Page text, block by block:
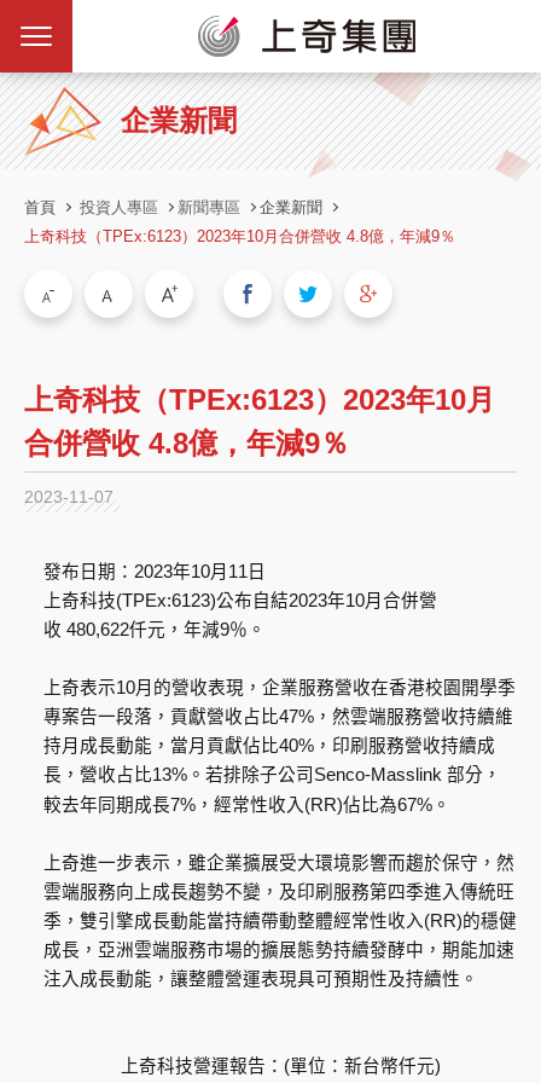
企業新聞
首頁 投資人專區 新聞專區
企業新聞
上奇科技（TPEx:6123）2023年10月合併營收 4.8億，年減9％
上奇科技（TPEx:6123）2023年10月
合併營收 4.8億，年減9％
2023-11-07
發布日期： 2023年10月 11 日
上奇科技(TPEx:6123)公布自結2023年10月合併營
收 480,622仟元，年減9％。
上奇表示10月的營收表現，企業服務營收在香港校園開學季
專案告一段落，貢獻營收占比47% ，然雲端服務營收持續維
持月成長動能，當月貢獻佔比40% ，印刷服務營收持續成
長，營收占比13% 。若排除子公司 Senco-Masslink 部分，
較去年同期成長7% ，經常性收入 (RR)佔比為67% 。
上奇進一步表示，雖企業擴展受大環境影響而趨於保守，然
雲端服務向上成長趨勢不變，及印刷服務第四季進入傳統旺
季，雙引擎成長動能當持續帶動整體經常性收入(RR)的穩健
成長，亞洲雲端服務市場的擴展態勢持續發酵中，期能加速
注入成長動能，讓整體營運表現具可預期性及持續性。
上奇科技營運報告： (單位：新台幣仟元)